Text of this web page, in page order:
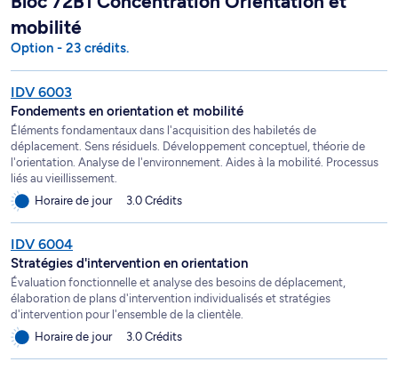
mobilité
Option - 23 crédits.
IDV 6003
Fondements en orientation et mobilité
Éléments fondamentaux dans l'acquisition des habiletés de
déplacement. Sens résiduels. Développement conceptuel, théorie de
l'orientation. Analyse de l'environnement. Aides à la mobilité. Processus
liés au vieillissement.
Horaire de jour
3.0 Crédits
IDV 6004
Stratégies d'intervention en orientation
Évaluation fonctionnelle et analyse des besoins de déplacement,
élaboration de plans d'intervention individualisés et stratégies
d'intervention pour l'ensemble de la clientèle.
Horaire de jour
3.0 Crédits